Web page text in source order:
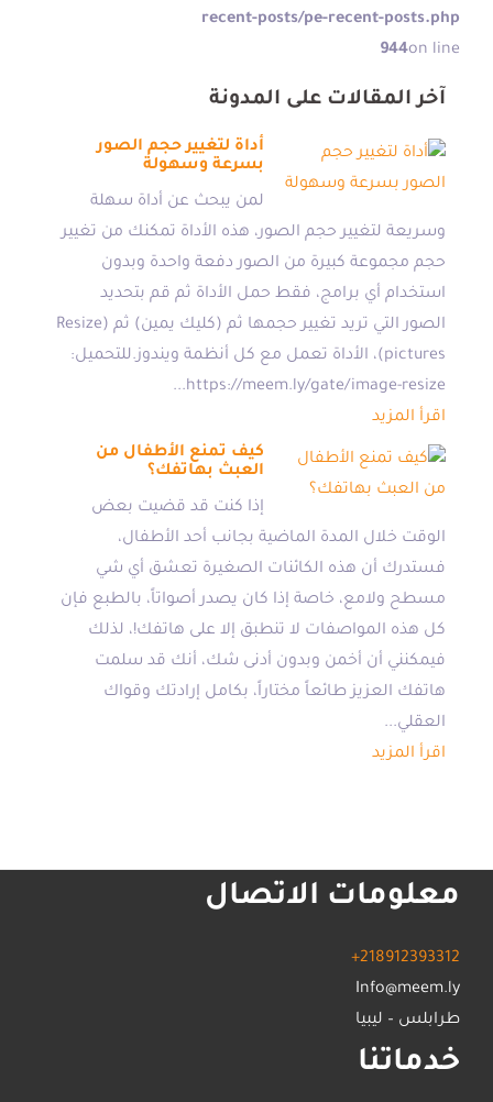
recent-posts/pe-recent-posts.php
on line
944
آخر المقالات على المدونة
أداة لتغيير حجم الصور
بسرعة وسهولة
لمن يبحث عن أداة سهلة
وسريعة لتغيير حجم الصور، هذه الأداة تمكنك من تغيير
حجم مجموعة كبيرة من الصور دفعة واحدة وبدون
استخدام أي برامج، فقط حمل الأداة ثم قم بتحديد
الصور التي تريد تغيير حجمها ثم (كليك يمين) ثم (Resize
pictures)، الأداة تعمل مع كل أنظمة ويندوز.للتحميل:
https://meem.ly/gate/image-resize...
اقرأ المزيد
كيف تمنع الأطفال من
العبث بهاتفك؟
إذا كنت قد قضيت بعض
الوقت خلال المدة الماضية بجانب أحد الأطفال،
فستدرك أن هذه الكائنات الصغيرة تعشق أي شي
مسطح ولامع، خاصة إذا كان يصدر أصواتاً، بالطبع فإن
كل هذه المواصفات لا تنطبق إلا على هاتفك!، لذلك
فيمكنني أن أخمن وبدون أدنى شك، أنك قد سلمت
هاتفك العزيز طائعاً مختاراً، بكامل إرادتك وقواك
العقلي...
اقرأ المزيد
معلومات الاتصال
+218912393312
Info@meem.ly
طرابلس – ليبيا
خدماتنا